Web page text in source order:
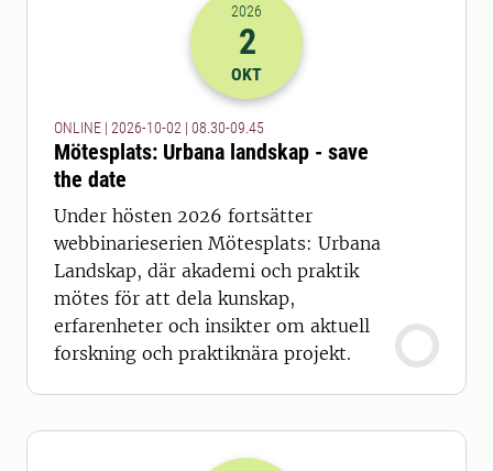
2026-02-10 06:30
2026
2
OKT
ONLINE | 2026-10-02 | 08.30-09.45
Mötesplats: Urbana landskap - save
the date
Under hösten 2026 fortsätter
webbinarieserien Mötesplats: Urbana
Landskap, där akademi och praktik
mötes för att dela kunskap,
erfarenheter och insikter om aktuell
forskning och praktiknära projekt.